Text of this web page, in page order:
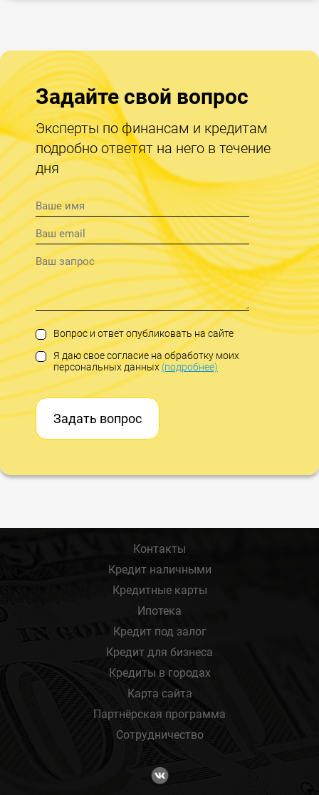
Задайте свой вопрос
Эксперты по финансам и кредитам
подробно ответят на него в течение
дня
Вопрос и ответ опубликовать на сайте
Я даю свое согласие на обработку моих
персональных данных(подробнее)
Задать вопрос
Контакты
Кредит наличными
Кредитные карты
Ипотека
Кредит под залог
Кредит для бизнеса
Кредиты в городах
Карта сайта
Партнёрская программа
Сотрудничество